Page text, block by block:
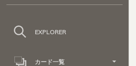
EXPLORER
カード一覧